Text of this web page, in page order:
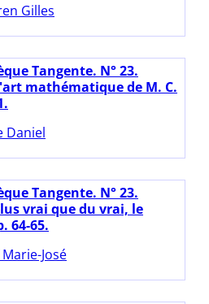
Gilles
Tangente. N° 23.
mathématique de M. C.
Daniel
Tangente. N° 23.
vrai que du vrai, le
64-65.
José